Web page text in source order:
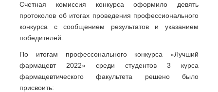
Счетная комиссия конкурса оформило девять
протоколов об итогах проведения профессионального
конкурса с сообщением результатов и указанием
победителей.
По итогам профессонального конкурса «Лучший
фармацевт 2022» среди студентов 3 курса
фармацевтического факультета решено было
присвоить: